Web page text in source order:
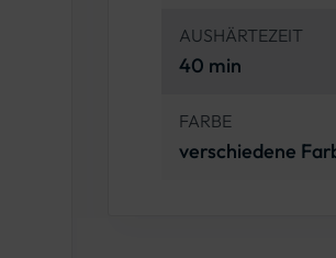
AUSHÄRTEZEIT
40 min
FARBE
verschiedene